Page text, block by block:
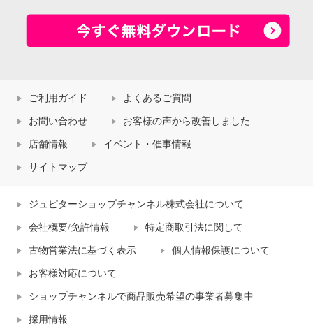
ご利用ガイド よくあるご質問
お問い合わせ お客様の声から改善しました
店舗情報 イベント・催事情報
サイトマップ
ジュピターショップチャンネル株式会社について
会社概要/免許情報 特定商取引法に関して
古物営業法に基づく表示 個人情報保護について
お客様対応について
ショップチャンネルで商品販売希望の事業者募集中
採用情報